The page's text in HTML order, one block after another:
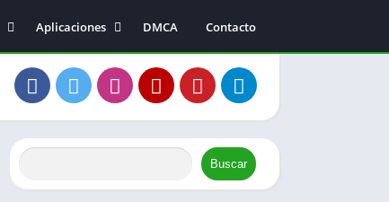
Aplicaciones
Música y audio
Entretenimiento
Comunicación
DMCA Contacto
Buscar